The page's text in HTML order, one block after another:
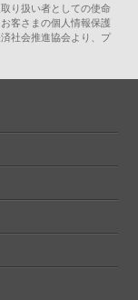
り扱い者としての使命
客さまの個人情報保護
社会推進協会より、プ